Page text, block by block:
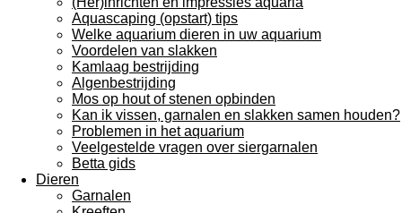
Aquascaping (opstart) tips
Welke aquarium dieren in uw aquarium
Voordelen van slakken
Kamlaag bestrijding
Algenbestrijding
Mos op hout of stenen opbinden
Kan ik vissen, garnalen en slakken samen houden?
Problemen in het aquarium
Veelgestelde vragen over siergarnalen
Betta gids
Dieren
Garnalen